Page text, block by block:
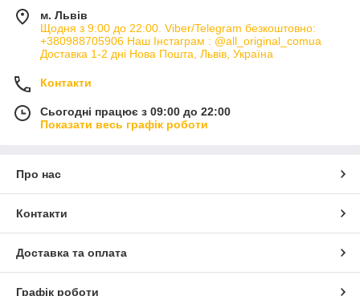
м. Львів
Щодня з 9:00 до 22:00. Viber/Telegram безкоштовно:
+380988705906 Наш Інстаграм : @all_original_comua
Доставка 1-2 дні Нова Пошта, Львів, Україна
Контакти
Сьогодні працює з 09:00 до 22:00
Показати весь графік роботи
Про нас
Контакти
Доставка та оплата
Графік роботи